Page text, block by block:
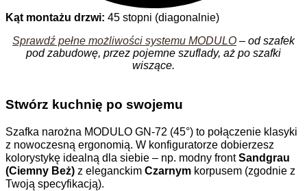
Kąt montażu drzwi: 45 stopni (diagonalnie)
Sprawdź pełne możliwości systemu MODULO – od szafek
pod zabudowę, przez pojemne szuflady, aż po szafki
wiszące.
Stwórz kuchnię po swojemu
Szafka narożna MODULO GN-72 (45°) to połączenie klasyki
z nowoczesną ergonomią. W konfiguratorze dobierzesz
kolorystykę idealną dla siebie – np. modny frontSandgrau
(Ciemny Beż) z eleganckim Czarnym korpusem (zgodnie z
Twoją specyfikacją).